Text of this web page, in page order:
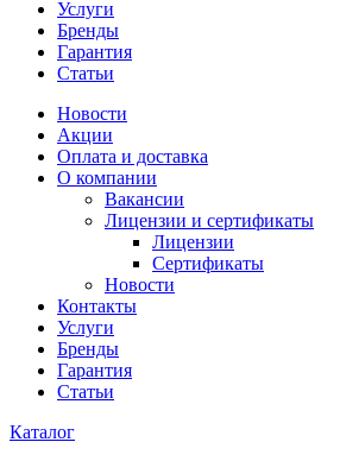
Услуги
Бренды
Гарантия
Статьи
Новости
Акции
Оплата и доставка
О компании
Вакансии
Лицензии и сертификаты
Лицензии
Сертификаты
Новости
Контакты
Услуги
Бренды
Гарантия
Статьи
Каталог